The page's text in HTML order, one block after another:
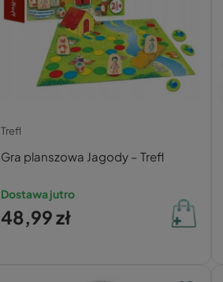
Trefl
Gra planszowa Jagody – Trefl
Dostawa jutro
48,99 zł